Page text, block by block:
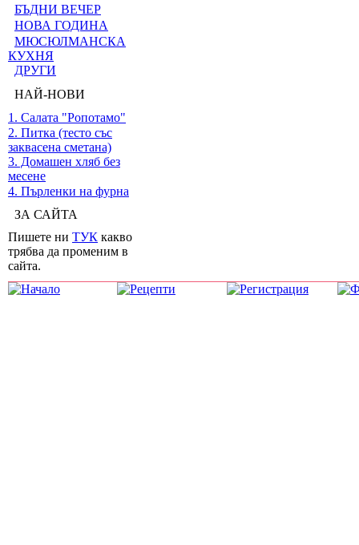
БЪДНИ ВЕЧЕР
НОВА ГОДИНА
МЮСЮЛМАНСКА
КУХНЯ
ДРУГИ
НАЙ-НОВИ
1. Салата "Ропотамо"
2. Питка (тесто със
заквасена сметана)
3. Домашен хляб без
месене
4. Пърленки на фурна
ЗА САЙТА
Пишете ни ТУК какво
трябва да променим в
сайта.